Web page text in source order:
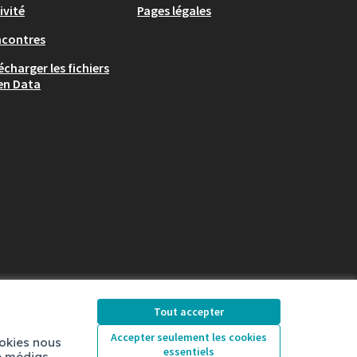
nous
Tout accepter
Accepter seulement les cookies
essentiels
les fichiers
Data
Pages légales
Chambéry sur X
(Lien externe)
(Lien externe)
(Lien externe)